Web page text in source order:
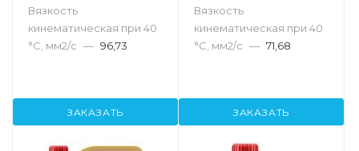
Вязкость
кинематическая при 40
°С, мм2/с — 96,73
ЗАКАЗАТЬ
Вязкость
кинематическая при 40
°С, мм2/с — 71,68
ЗАКАЗАТЬ